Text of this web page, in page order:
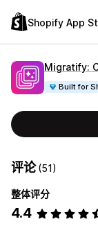
Shopify App
Migratify:
Built for
评论(51)
整体评分
4.4